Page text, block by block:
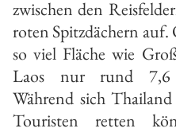
zwischen den
roten Spitzdächern
so viel Fläche wie
Laos nur rund 7,6
Während sich
Touristen retten